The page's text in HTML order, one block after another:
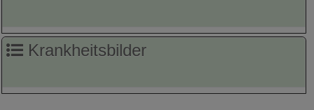
Krankheitsbilder